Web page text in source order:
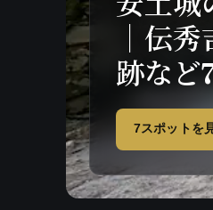
｜伝
跡など
7スポットを